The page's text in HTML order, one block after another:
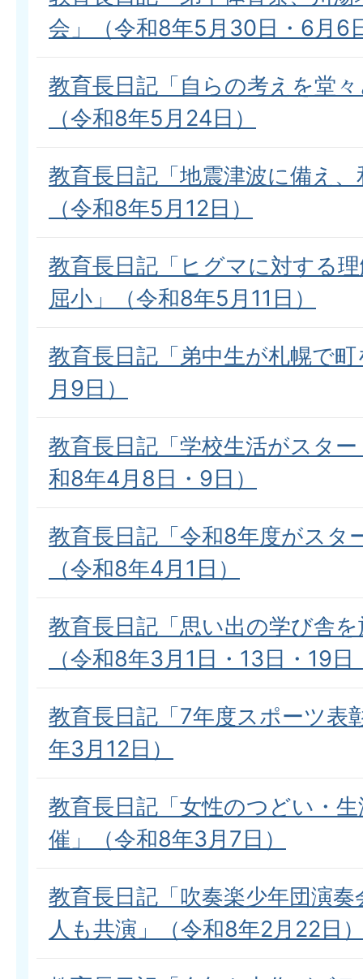
会」（令和8年5月30日・6月6
教育長日記「自らの考えを堂
（令和8年5月24日）
教育長日記「地震津波に備え
（令和8年5月12日）
教育長日記「ヒグマに対する
屈小」（令和8年5月11日）
教育長日記「弟中生が札幌で
月9日）
教育長日記「学校生活がスタ
和8年4月8日・9日）
教育長日記「令和8年度がスタ
（令和8年4月1日）
教育長日記「思い出の学び舎
（令和8年3月1日・13日・19
教育長日記「7年度スポーツ表
年3月12日）
教育長日記「女性のつどい・
催」（令和8年3月7日）
教育長日記「吹奏楽少年団演
人も共演」（令和8年2月22日